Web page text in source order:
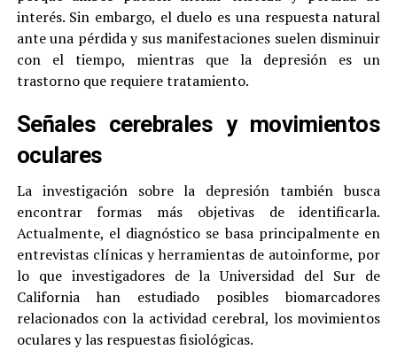
interés. Sin embargo, el duelo es una respuesta natural
ante una pérdida y sus manifestaciones suelen disminuir
con el tiempo, mientras que la depresión es un
trastorno que requiere tratamiento.
Señales cerebrales y movimientos
oculares
La investigación sobre la depresión también busca
encontrar formas más objetivas de identificarla.
Actualmente, el diagnóstico se basa principalmente en
entrevistas clínicas y herramientas de autoinforme, por
lo que investigadores de la Universidad del Sur de
California han estudiado posibles biomarcadores
relacionados con la actividad cerebral, los movimientos
oculares y las respuestas fisiológicas.